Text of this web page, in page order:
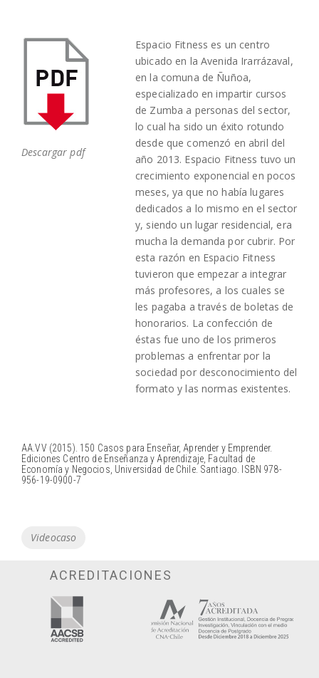
Descargar pdf
Espacio Fitness es un centro
ubicado en la Avenida Irarrázaval,
en la comuna de Ñuñoa,
especializado en impartir cursos
de Zumba a personas del sector,
lo cual ha sido un éxito rotundo
desde que comenzó en abril del
año 2013. Espacio Fitness tuvo un
crecimiento exponencial en pocos
meses, ya que no había lugares
dedicados a lo mismo en el sector
y, siendo un lugar residencial, era
mucha la demanda por cubrir. Por
esta razón en Espacio Fitness
tuvieron que empezar a integrar
más profesores, a los cuales se
les pagaba a través de boletas de
honorarios. La confección de
éstas fue uno de los primeros
problemas a enfrentar por la
sociedad por desconocimiento del
formato y las normas existentes.
AA.VV (2015). 150 Casos para Enseñar, Aprender y Emprender.
Ediciones Centro de Enseñanza y Aprendizaje, Facultad de
Economía y Negocios, Universidad de Chile. Santiago. ISBN 978-
956-19-0900-7
Tags
Videocaso
ACREDITACIONES